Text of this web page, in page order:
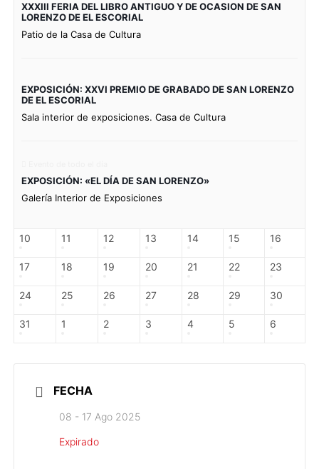
XXXIII FERIA DEL LIBRO ANTIGUO Y DE OCASION DE SAN
LORENZO DE EL ESCORIAL
Patio de la Casa de Cultura
EXPOSICIÓN: XXVI PREMIO DE GRABADO DE SAN LORENZO
DE EL ESCORIAL
Sala interior de exposiciones. Casa de Cultura
EXPOSICIÓN: «EL DÍA DE SAN LORENZO»
Galería Interior de Exposiciones
10 11 12 13 14 15 16
17 18 19 20 21 22 23
24 25 26 27 28 29 30
31 1 2 3 4 5 6
FECHA
08 - 17 Ago 2025
Expirado